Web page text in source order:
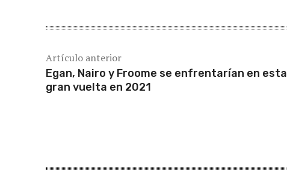
Artículo anterior
Egan, Nairo y Froome se enfrentarían en esta
gran vuelta en 2021